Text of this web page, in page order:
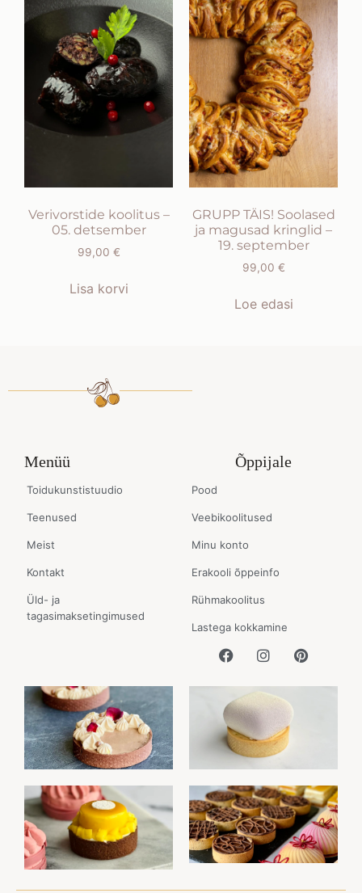
Verivorstide koolitus –
05. detsember
99,00 €
Lisa korvi
GRUPP TÄIS! Soolased
ja magusad kringlid –
19. september
99,00 €
Loe edasi
Menüü
Toidukunstistuudio
Teenused
Meist
Kontakt
Üld- ja
tagasimaksetingimused
Õppijale
Pood
Veebikoolitused
Minu konto
Erakooli õppeinfo
Rühmakoolitus
Lastega kokkamine